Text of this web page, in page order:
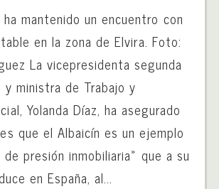
ha mantenido un encuentro con
en la zona de Elvira. Foto:
La vicepresidenta segunda
y ministra de Trabajo y
Yolanda Díaz, ha asegurado
que el Albaicín es un ejemplo
presión inmobiliaria» que a su
en España, al...